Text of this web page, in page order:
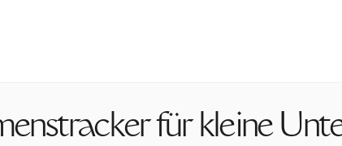
für kleine